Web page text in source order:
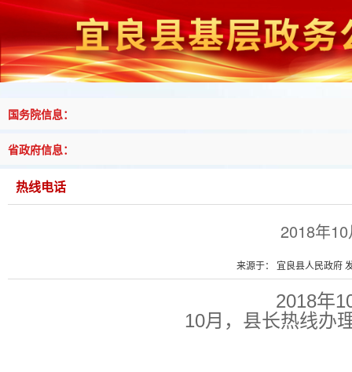
国务院信息：
省政府信息：
热线电话
2018年
来源于： 宜良县人民政府
2018年
10月，县长热线办